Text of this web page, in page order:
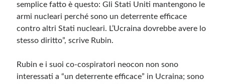
semplice fatto è questo: Gli Stati Uniti mantengono le
armi nucleari perché sono un deterrente efficace
contro altri Stati nucleari. L’Ucraina dovrebbe avere lo
stesso diritto”, scrive Rubin.
Rubin e i suoi co-cospiratori neocon non sono
interessati a “un deterrente efficace” in Ucraina; sono